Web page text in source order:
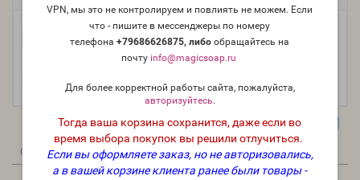
VPN, мы это не контролируем и повлиять не можем. Если
что - пишите в мессенджеры по номеру
телефона+79686626875, либообращайтесь на
почту info@magicsoap.ru
Для более корректной работы сайта, пожалуйста,
авторизуйтесь.
Тогда ваша корзина сохранится, даже если во
время выбора покупок вы решили отлучиться.
Если вы оформляете заказ, но не авторизовались,
а в вашей корзине клиента ранее были товары -
+ В корзину
Описание Отзывы Вопрос - Ответ